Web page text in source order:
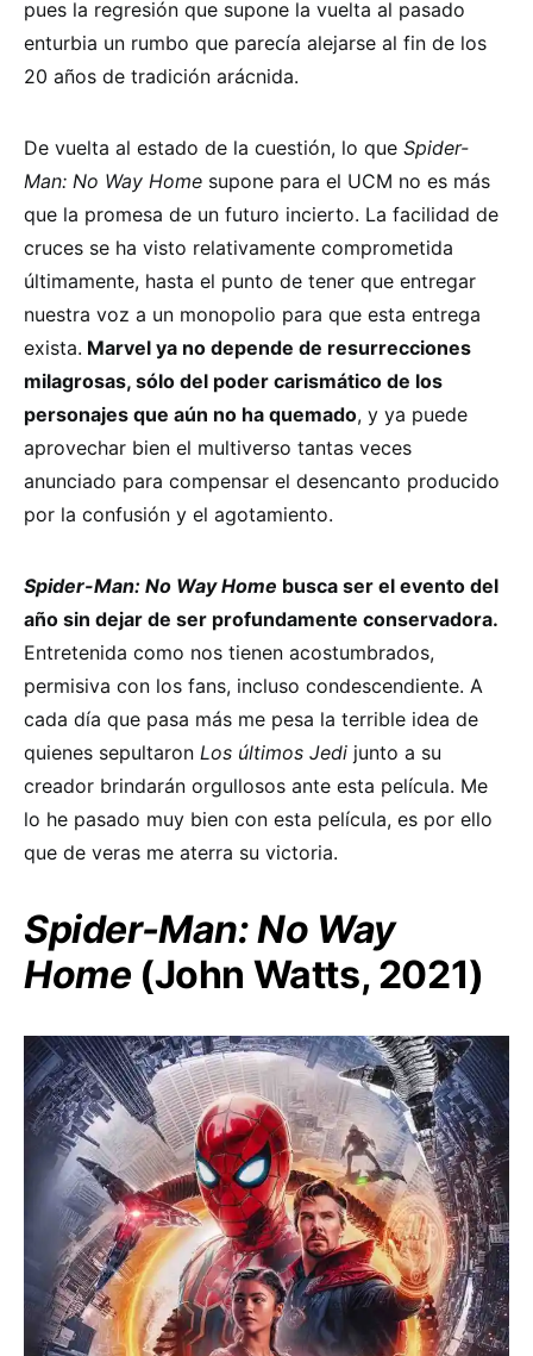
pues la regresión que supone la vuelta al pasado
enturbia un rumbo que parecía alejarse al fin de los
20 años de tradición arácnida.
De vuelta al estado de la cuestión, lo que Spider-
Man: No Way Home supone para el UCM no es más
que la promesa de un futuro incierto. La facilidad de
cruces se ha visto relativamente comprometida
últimamente, hasta el punto de tener que entregar
nuestra voz a un monopolio para que esta entrega
exista. Marvel ya no depende de resurrecciones
milagrosas, sólo del poder carismático de los
personajes que aún no ha quemado, y ya puede
aprovechar bien el multiverso tantas veces
anunciado para compensar el desencanto producido
por la confusión y el agotamiento.
Spider-Man: No Way Home busca ser el evento del
año sin dejar de ser profundamente conservadora.
Entretenida como nos tienen acostumbrados,
permisiva con los fans, incluso condescendiente. A
cada día que pasa más me pesa la terrible idea de
quienes sepultaron Los últimos Jedi junto a su
creador brindarán orgullosos ante esta película. Me
lo he pasado muy bien con esta película, es por ello
que de veras me aterra su victoria.
Spider-Man: No Way
Home (John Watts, 2021)